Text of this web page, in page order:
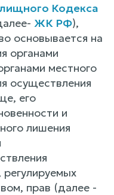
Кодекса
ЖК РФ),
основывается на
органами
местного
осуществления
его
и
лишения
прав (далее -